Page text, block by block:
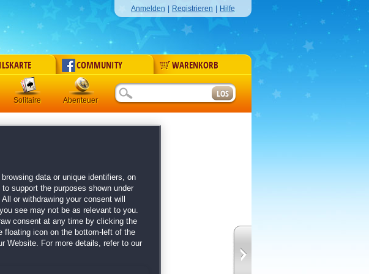
Anmelden Registrieren Hilfe
COMMUNITY WARENKORB
Solitaire Abenteuer
MB
Gewinnt-Level
Monster auf deinem Weg
data or unique identifiers, on
support the purposes shown under
or withdrawing your consent will
see may not be as relevant to you.
consent at any time by clicking the
floating icon on the bottom-left of the
Website. For more details, refer to our